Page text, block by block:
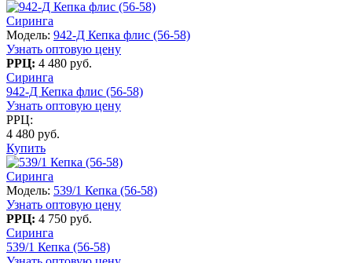
Сиринга
Модель: 942-Д Кепка флис (56-58)
Узнать оптовую цену
РРЦ: 4 480 руб.
Сиринга
942-Д Кепка флис (56-58)
Узнать оптовую цену
РРЦ:
4 480 руб.
Купить
Сиринга
Модель: 539/1 Кепка (56-58)
Узнать оптовую цену
РРЦ: 4 750 руб.
Сиринга
539/1 Кепка (56-58)